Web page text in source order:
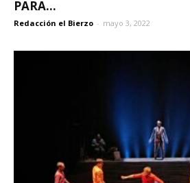
PARA...
Redacción el Bierzo - mayo 3, 2022